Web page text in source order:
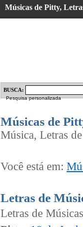
Músicas de Pitty,
BUSCA:
Pesquisa personalizada
Músicas de
Música, Letras
Você está em:
Letras de
Letras de